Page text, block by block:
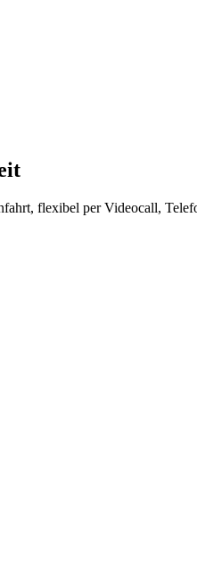
flexibel per Videocall,